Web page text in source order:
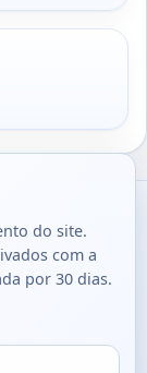
do site.
com a
por 30 dias.